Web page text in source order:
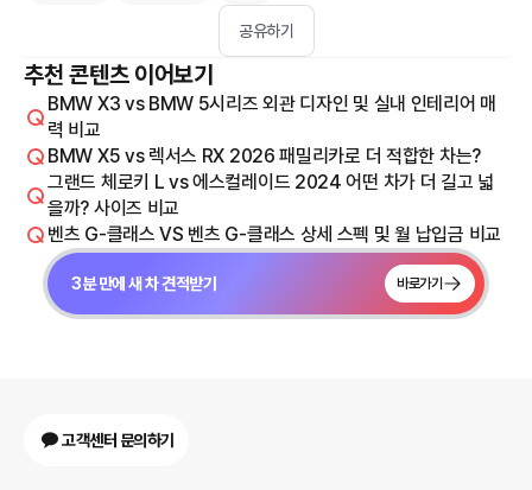
공유하기
추천 콘텐츠 이어보기
BMW X3 vs BMW 5시리즈 외관 디자인 및 실내 인테리어 매
력 비교
BMW X5 vs 렉서스 RX 2026 패밀리카로 더 적합한 차는?
그랜드 체로키 L vs 에스컬레이드 2024 어떤 차가 더 길고 넓
을까? 사이즈 비교
벤츠 G-클래스 VS 벤츠 G-클래스 상세 스펙 및 월 납입금 비교
3분 만에 새 차 견적받기 바로가기
고객센터 문의하기